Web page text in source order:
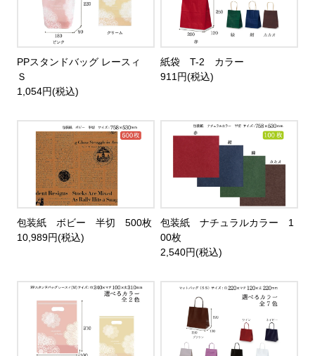
PPスタンドバッグ レースィ
Ｓ
1,054円(税込)
紙袋 T-2 カラー
911円(税込)
包装紙 ボビー 半切 500枚
10,989円(税込)
包装紙 ナチュラルカラー 1
00枚
2,540円(税込)